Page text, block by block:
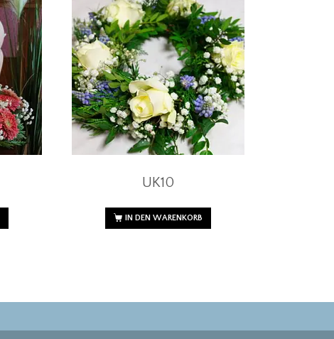
UK10
IN DEN WARENKORB